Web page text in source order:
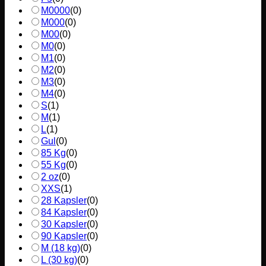
M0000(0)
M000(0)
M00(0)
M0(0)
M1(0)
M2(0)
M3(0)
M4(0)
S(1)
M(1)
L(1)
Gul (0)
85 Kg(0)
55 Kg(0)
2 oz(0)
XXS(1)
28 Kapsler(0)
84 Kapsler(0)
30 Kapsler(0)
90 Kapsler(0)
M (18 kg)(0)
L (30 kg)(0)